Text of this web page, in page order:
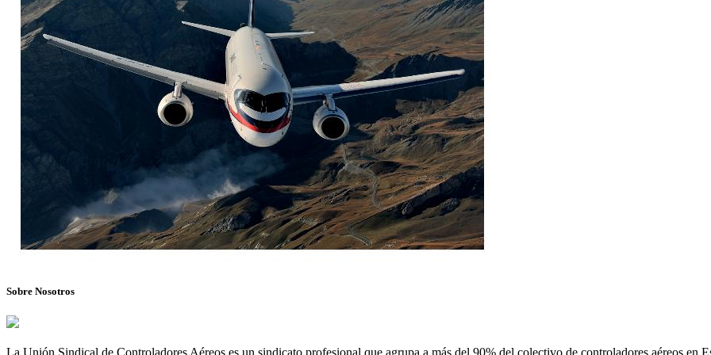
Sobre Nosotros
La Unión Sindical de Controladores Aéreos es un sindicato profesional que agrupa a más del 90% del colectivo de controladores aéreos en